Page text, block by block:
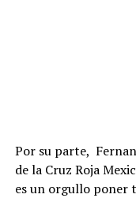
Por su parte,
de la Cruz Roja
es un orgullo poner